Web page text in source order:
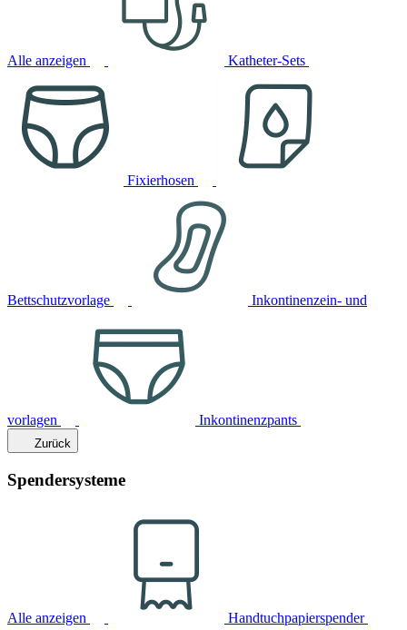
Alle anzeigen Katheter-Sets
Fixierhosen
Bettschutzvorlage Inkontinenzein- und
vorlagen Inkontinenzpants
Zurück
Spendersysteme
Alle anzeigen Handtuchpapierspender